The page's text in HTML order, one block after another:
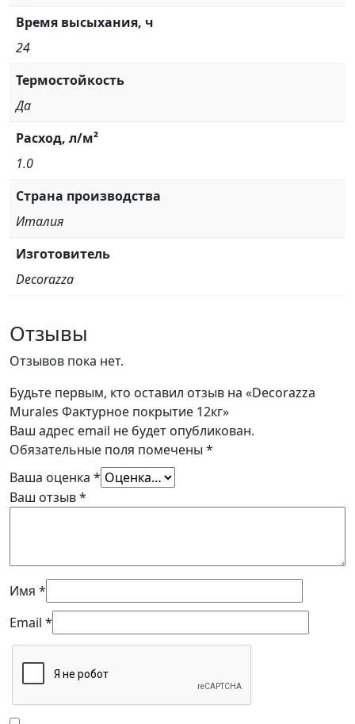
Время высыхания, ч
24
Термостойкость
Да
Расход, л/м²
1.0
Страна производства
Италия
Изготовитель
Decorazza
Отзывы
Отзывов пока нет.
Будьте первым, кто оставил отзыв на «Decorazza
Murales Фактурное покрытие 12кг»
Ваш адрес email не будет опубликован.
Обязательные поля помечены *
Ваша оценка *
Ваш отзыв*
Имя *
Email *